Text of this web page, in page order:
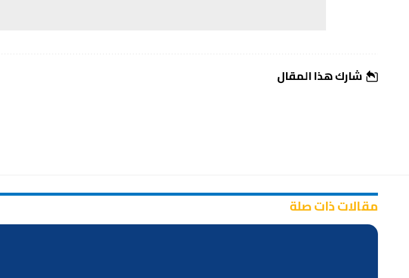
شارك هذا المقال
مقالات ذات صلة